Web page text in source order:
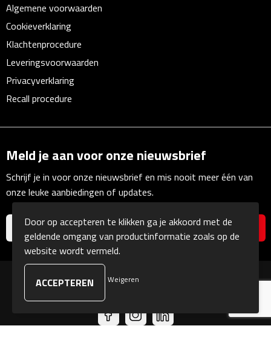
Briefopeners
Gummen
Muismatten
Pennen etui's
Puntenslijpers
Rekenmachines
Document- & Schrijfmappen
Documentmappen
Algemene voorwaarden
Cookieverklaring
Klachtenprocedure
Leveringsvoorwaarden
Privacyverklaring
Recall procedure
Meld je aan voor onze nieuwsbrief
Schrijf je in voor onze nieuwsbrief en mis nooit meer één van
onze leuke aanbiedingen of updates.
© Copyright Kranengeschenken 2026
Door op accepteren te klikken ga je akkoord met de
geldende omgang van productinformatie zoals op de
website wordt vermeld.
Weigeren